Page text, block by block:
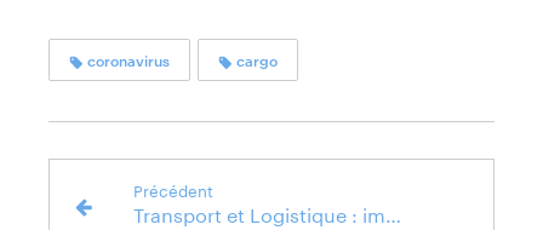
coronavirus cargo
Précédent
Transport et Logistique : import de masques et de matériel médical